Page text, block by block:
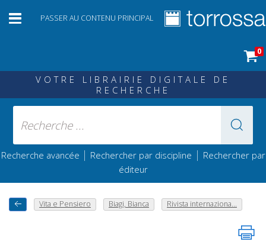
PASSER AU CONTENU PRINCIPAL
0
VOTRE LIBRAIRIE DIGITALE DE
RECHERCHE
Recherche avancée | Rechercher par discipline | Rechercher par
éditeur
Vita e Pensiero Biagi, Bianca Rivista internaziona...